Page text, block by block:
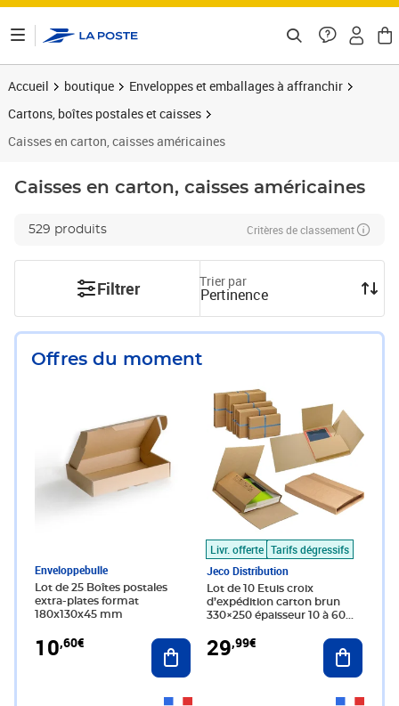
Accueil boutique
Enveloppes et emballages à affranchir
Cartons, boîtes postales et caisses
Caisses en carton, caisses américaines
Caisses en carton, caisses américaines
529 produits Critères de classement
Filtrer Trier par
Pertinence
Offres du moment
Enveloppebulle
Lot de 25 Boîtes postales
extra-plates format
180x130x45 mm
10,60€ Ajouter au panier
Livr. offerte Tarifs dégressifs
Jeco Distribution
Lot de 10 Etuis croix
d’expédition carton brun
330×250 épaisseur 10 à 60
29,99€
Prix 29,99€
Ajouter